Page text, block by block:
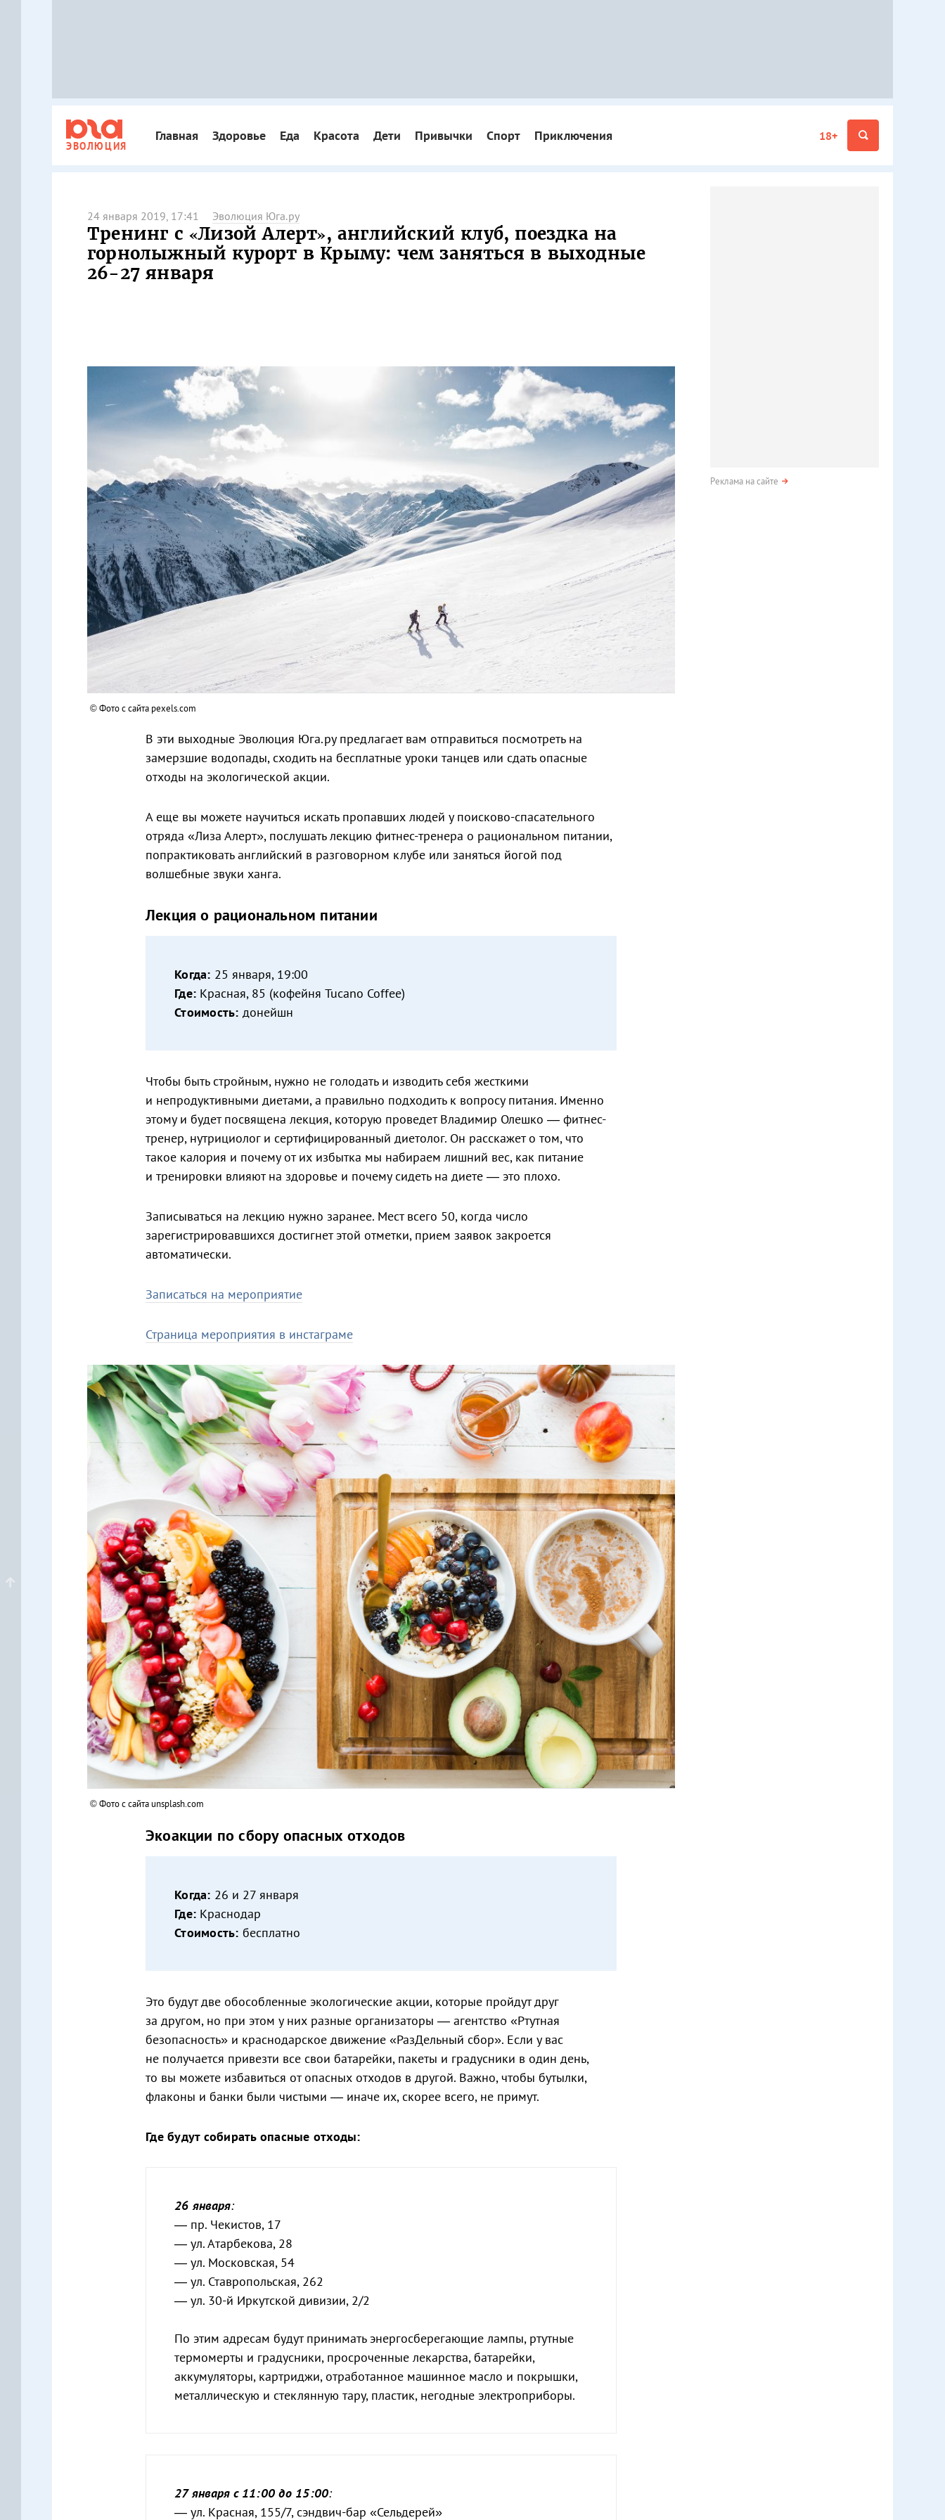
ЭВОЛЮЦИЯ
18+
Главная Здоровье Еда Красота Дети Привычки Спорт Приключения
24 января 2019, 17:41 Эволюция Юга.ру
Тренинг с «Лизой Алерт», английский клуб, поездка на
горнолыжный курорт в Крыму: чем заняться в выходные
26-27 января
© Фото с сайта pexels.com
В эти выходные Эволюция Юга.ру предлагает вам отправиться посмотреть на
замерзшие водопады, сходить на бесплатные уроки танцев или сдать опасные
отходы на экологической акции.
А еще вы можете научиться искать пропавших людей у поисково-спасательного
отряда «Лиза Алерт», послушать лекцию фитнес-тренера о рациональном питании,
попрактиковать английский в разговорном клубе или заняться йогой под
волшебные звуки ханга.
Лекция о рациональном питании
Когда: 25 января, 19:00
Где: Красная, 85 (кофейня Tucano Coffee)
Стоимость: донейшн
Чтобы быть стройным, нужно не голодать и изводить себя жесткими
и непродуктивными диетами, а правильно подходить к вопросу питания. Именно
этому и будет посвящена лекция, которую проведет Владимир Олешко — фитнес-
тренер, нутрициолог и сертифицированный диетолог. Он расскажет о том, что
такое калория и почему от их избытка мы набираем лишний вес, как питание
и тренировки влияют на здоровье и почему сидеть на диете — это плохо.
Записываться на лекцию нужно заранее. Мест всего 50, когда число
зарегистрировавшихся достигнет этой отметки, прием заявок закроется
автоматически.
Записаться на мероприятие
Страница мероприятия в инстаграме
© Фото с сайта unsplash.com
Экоакции по сбору опасных отходов
Когда: 26 и 27 января
Где: Краснодар
Стоимость: бесплатно
Это будут две обособленные экологические акции, которые пройдут друг
за другом, но при этом у них разные организаторы — агентство «Ртутная
безопасность» и краснодарское движение «РазДельный сбор». Если у вас
не получается привезти все свои батарейки, пакеты и градусники в один день,
то вы можете избавиться от опасных отходов в другой. Важно, чтобы бутылки,
флаконы и банки были чистыми — иначе их, скорее всего, не примут.
Где будут собирать опасные отходы:
26 января:
— пр. Чекистов, 17
— ул. Атарбекова, 28
— ул. Московская, 54
— ул. Ставропольская, 262
— ул. 30-й Иркутской дивизии, 2/2
По этим адресам будут принимать энергосберегающие лампы, ртутные
термомерты и градусники, просроченные лекарства, батарейки,
аккумуляторы, картриджи, отработанное машинное масло и покрышки,
металлическую и стеклянную тару, пластик, негодные электроприборы.
27 января с 11:00 до 15:00:
— ул. Красная, 155/7, сэндвич-бар «Сельдерей»
Реклама на сайте